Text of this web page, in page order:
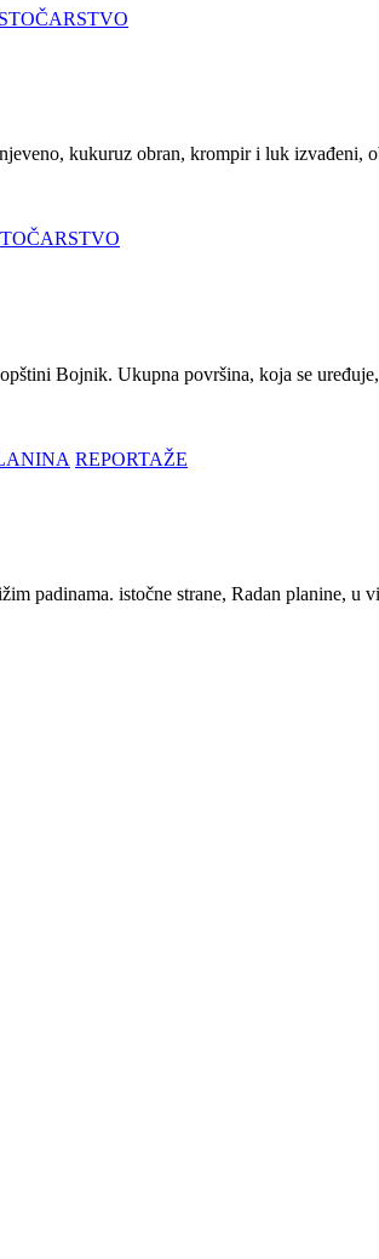
kukuruz obran, krompir i luk izvađeni,
Bojnik. Ukupna površina, koja se
REPORTAŽE
padinama. istočne strane, Radan planine,